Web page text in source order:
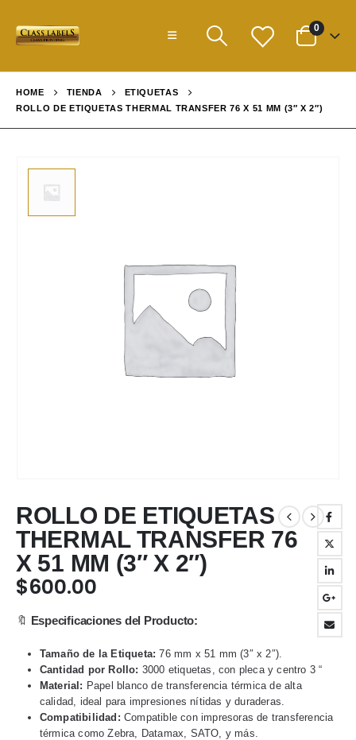
0
HOME TIENDA
ETIQUETAS
ROLLO DE ETIQUETAS THERMAL TRANSFER 76 X 51 MM (3″ X 2″)
ROLLO DE ETIQUETAS
THERMAL TRANSFER 76
X 51 MM (3″ X 2″)
$600.00
🔖 Especificaciones del Producto:
Tamaño de la Etiqueta: 76 mm x 51 mm (3″ x 2″).
Cantidad por Rollo: 3000 etiquetas, con pleca y centro 3 “
Material: Papel blanco de transferencia térmica de alta
calidad, ideal para impresiones nítidas y duraderas.
Compatibilidad: Compatible con impresoras de transferencia
térmica como Zebra, Datamax, SATO, y más.